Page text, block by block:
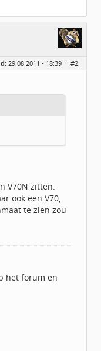
29.08.2011 - 18:39 · #2
V70N zitten.
ook een V70,
te zien zou
het forum en